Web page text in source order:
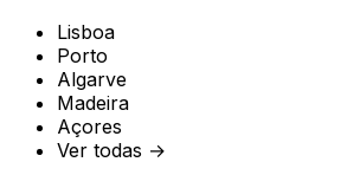
Lisboa
Porto
Algarve
Madeira
Açores
Ver todas →